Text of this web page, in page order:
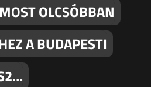
OLCSÓBBAN
A BUDAPESTI